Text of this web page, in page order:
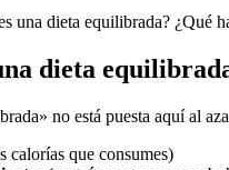
una dieta equilibrada? ¿Qué
dieta
no está puesta aquí al
calorías que consumes)